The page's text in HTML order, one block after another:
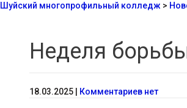
Шуйский многопрофильный колледж >
Неделя
18.03.2025 Комментариев нет